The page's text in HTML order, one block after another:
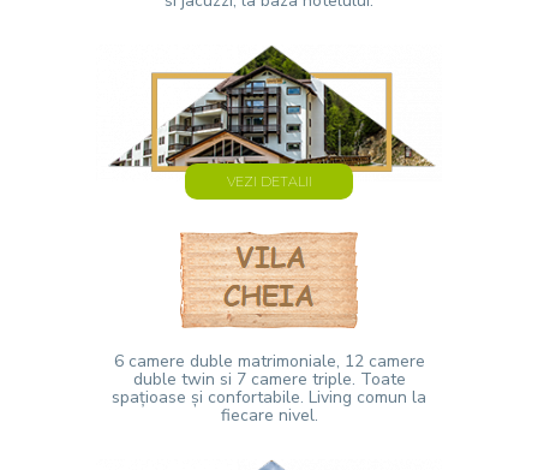
VEZI DETALII
6 camere duble matrimoniale, 12 camere
duble twin si 7 camere triple. Toate
spațioase și confortabile. Living comun la
fiecare nivel.